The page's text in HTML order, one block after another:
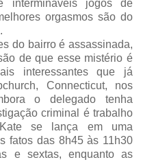
intermináveis jogos de
orgasmos são do
do bairro é assassinada,
de que esse mistério é
interessantes que já
Connecticut, nos
o delegado tenha
criminal é trabalho
se lança em uma
fatos das 8h45 às 11h30
e sextas, enquanto as